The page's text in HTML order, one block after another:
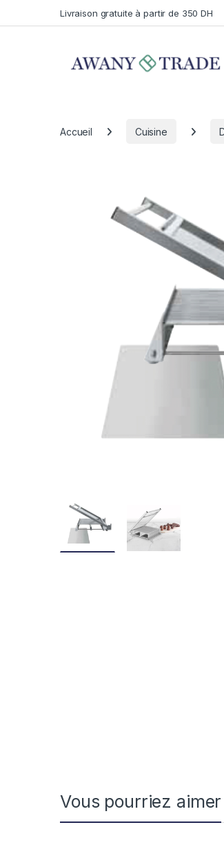
Livraison gratuite à partir de 350 DH
Accueil Cuisine
Vous pourriez